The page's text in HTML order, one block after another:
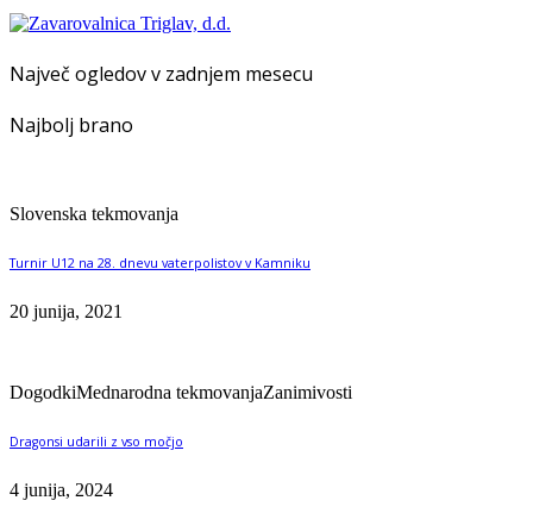
Največ ogledov v zadnjem mesecu
Najbolj brano
Slovenska tekmovanja
Turnir U12 na 28. dnevu vaterpolistov v Kamniku
20 junija, 2021
DogodkiMednarodna tekmovanjaZanimivosti
Dragonsi udarili z vso močjo
4 junija, 2024